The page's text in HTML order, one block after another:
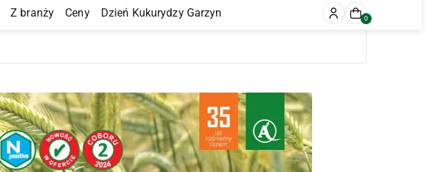
Z branży Ceny Dzień Kukurydzy Garzyn 0